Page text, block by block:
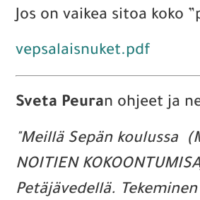
Jos on vaikea sitoa koko
vepsalaisnuket.pdf
Sveta Peuran ohjeet ja
"Meillä Sepän koulussa
NOITIEN
Petäjävedellä.